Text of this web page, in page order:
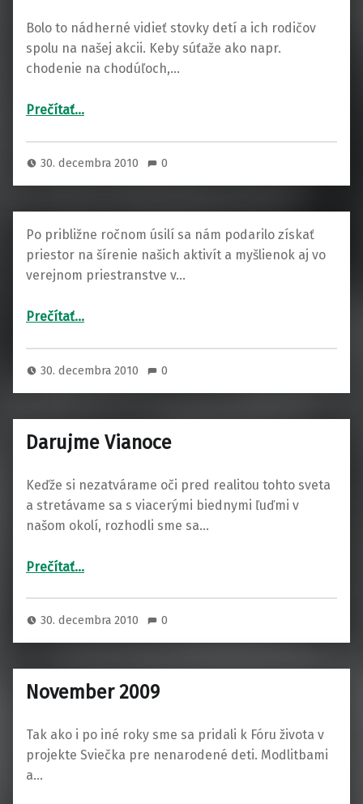
Bolo to nádherné vidieť stovky detí a ich rodičov
spolu na našej akcii. Keby súťaže ako napr.
chodenie na chodúľoch,…
Prečítať“Postrehy z aktivít v rámci dňa rodiny v areáli CZŠ sv. Margity”
…
30. decembra 2010 0
Po približne ročnom úsilí sa nám podarilo získať
priestor na šírenie našich aktivít a myšlienok aj vo
verejnom priestranstve v…
Prečítať…
30. decembra 2010 0
Darujme Vianoce
Keďže si nezatvárame oči pred realitou tohto sveta
a stretávame sa s viacerými biednymi ľuďmi v
našom okolí, rozhodli sme sa…
Prečítať…
30. decembra 2010 0
November 2009
Tak ako i po iné roky sme sa pridali k Fóru života v
projekte Sviečka pre nenarodené deti. Modlitbami
a…